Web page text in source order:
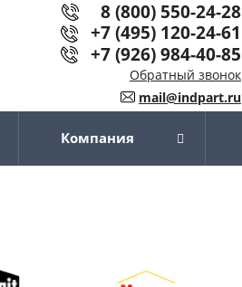
8 (800) 550-24-28
+7 (495) 120-24-61
+7 (926) 984-40-85
Обратный звонок
mail@indpart.ru
Компания